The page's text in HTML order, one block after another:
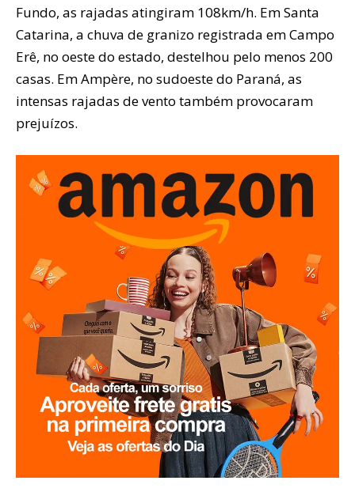
Fundo, as rajadas atingiram 108km/h. Em Santa
Catarina, a chuva de granizo registrada em Campo
Erê, no oeste do estado, destelhou pelo menos 200
casas. Em Ampère, no sudoeste do Paraná, as
intensas rajadas de vento também provocaram
prejuízos.